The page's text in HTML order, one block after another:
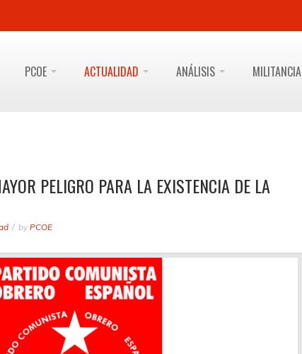
PCOE ACTUALIDAD ANÁLISIS MILITANCIA
PELIGRO PARA LA EXISTENCIA DE LA
by PCOE